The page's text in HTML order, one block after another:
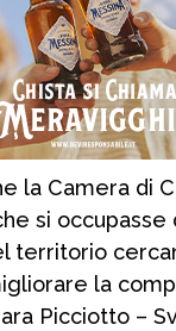
la Camera di
si
territorio
la
Picciotto –